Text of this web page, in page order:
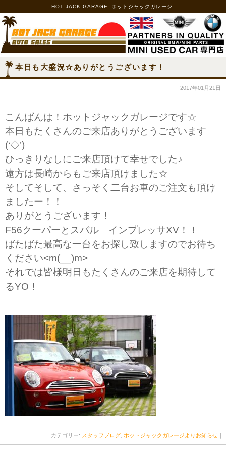
HOT JACK GARAGE -ホットジャックガレージ-
本日も大盛況☆ありがとうございます！
2017年01月21日
こんばんは！ホットジャックガレージです☆
本日もたくさんのご来店ありがとうございます
(‘◇’)ゞ
ひっきりなしにご来店頂けて幸せでした♪
遠方は長崎からもご来店頂けました☆
そしてそして、さっそく二台お車のご注文も頂け
ましたー！！
ありがとうございます！
F56クーパーとスバル インプレッサXV！！
ばたばた最高な一台をお探し致しますのでお待ち
ください<m(__)m>
それでは皆様明日もたくさんのご来店を期待して
るYO！
カテゴリー: スタッフブログ ホットジャックガレージよりお知らせ ｜